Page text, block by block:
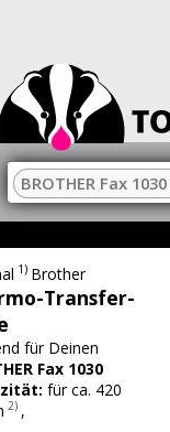
BROTHER Fax 1030
1) Brother
Transfer-
für Deinen
Fax 1030
für ca. 420
2) ,